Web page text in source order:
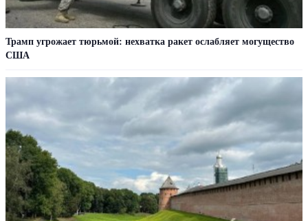
Трамп угрожает тюрьмой: нехватка ракет ослабляет могущество
США